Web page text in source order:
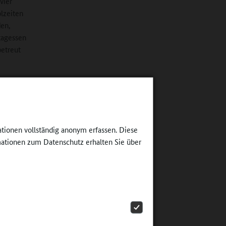
vollständig anonym erfassen. Diese
zum Datenschutz erhalten Sie über
leistet